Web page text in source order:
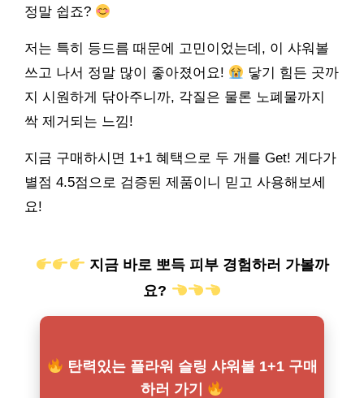
정말 쉽죠?
저는 특히 등드름 때문에 고민이었는데, 이 샤워볼
쓰고 나서 정말 많이 좋아졌어요!
닿기 힘든 곳까
지 시원하게 닦아주니까, 각질은 물론 노폐물까지
싹 제거되는 느낌!
지금 구매하시면 1+1 혜택으로 두 개를 Get! 게다가
별점 4.5점으로 검증된 제품이니 믿고 사용해보세
요!
지금 바로 뽀득 피부 경험하러 가볼까
요?
탄력있는 플라워 슬링 샤워볼 1+1 구매
하러 가기